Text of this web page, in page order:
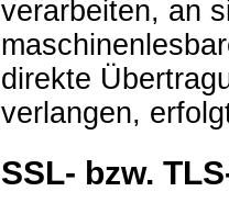
verarbeiten, an
direkte
verlangen,
SSL- bzw.